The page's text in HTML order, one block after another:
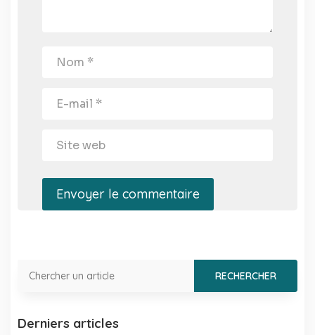
Envoyer le commentaire
Derniers articles